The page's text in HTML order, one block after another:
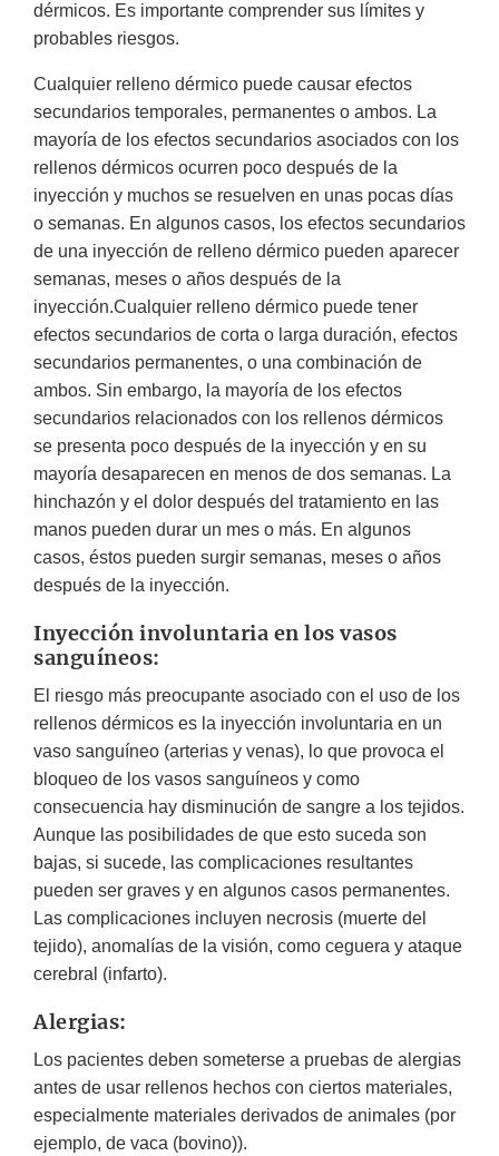
dérmicos. Es importante comprender sus límites y
probables riesgos.
Cualquier relleno dérmico puede causar efectos
secundarios temporales, permanentes o ambos. La
mayoría de los efectos secundarios asociados con los
rellenos dérmicos ocurren poco después de la
inyección y muchos se resuelven en unas pocas días
o semanas. En algunos casos, los efectos secundarios
de una inyección de relleno dérmico pueden aparecer
semanas, meses o años después de la
inyección.Cualquier relleno dérmico puede tener
efectos secundarios de corta o larga duración, efectos
secundarios permanentes, o una combinación de
ambos. Sin embargo, la mayoría de los efectos
secundarios relacionados con los rellenos dérmicos
se presenta poco después de la inyección y en su
mayoría desaparecen en menos de dos semanas. La
hinchazón y el dolor después del tratamiento en las
manos pueden durar un mes o más. En algunos
casos, éstos pueden surgir semanas, meses o años
después de la inyección.
Inyección involuntaria en los vasos
sanguíneos:
El riesgo más preocupante asociado con el uso de los
rellenos dérmicos es la inyección involuntaria en un
vaso sanguíneo (arterias y venas), lo que provoca el
bloqueo de los vasos sanguíneos y como
consecuencia hay disminución de sangre a los tejidos.
Aunque las posibilidades de que esto suceda son
bajas, si sucede, las complicaciones resultantes
pueden ser graves y en algunos casos permanentes.
Las complicaciones incluyen necrosis (muerte del
tejido), anomalías de la visión, como ceguera y ataque
cerebral (infarto).
Alergias:
Los pacientes deben someterse a pruebas de alergias
antes de usar rellenos hechos con ciertos materiales,
especialmente materiales derivados de animales (por
ejemplo, de vaca (bovino)).